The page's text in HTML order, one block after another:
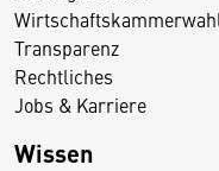
Transparenz
Rechtliches
Jobs & Karriere
Wissen